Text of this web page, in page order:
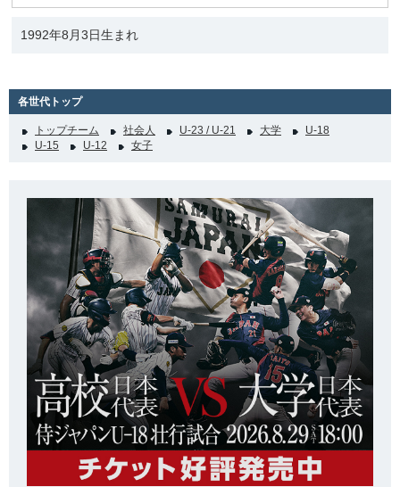
1992年8月3日生まれ
各世代トップ
トップチーム 社会人 U-23 / U-21 大学
U-18
U-15
U-12 女子